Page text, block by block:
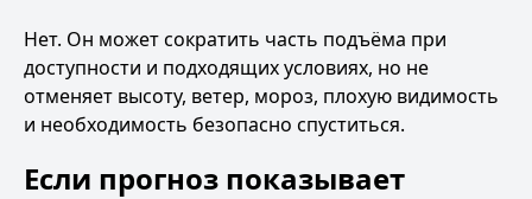
Нет. Он может сократить часть подъёма при
доступности и подходящих условиях, но не
отменяет высоту, ветер, мороз, плохую видимость
и необходимость безопасно спуститься.
Если прогноз показывает